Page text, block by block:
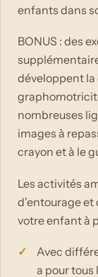
enfants dans
BONUS : des
développent
nombreuses
images à
crayon et à le
Les activités
d'entourage et
votre enfant à
Avec
a pour tous